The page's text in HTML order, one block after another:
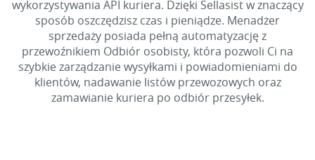
wykorzystywania API kuriera. Dzięki Sellasist w znaczący
sposób oszczędzisz czas i pieniądze. Menadżer
sprzedaży posiada pełną automatyzację z
przewoźnikiem Odbiór osobisty, która pozwoli Ci na
szybkie zarządzanie wysyłkami i powiadomieniami do
klientów, nadawanie listów przewozowych oraz
zamawianie kuriera po odbiór przesyłek.